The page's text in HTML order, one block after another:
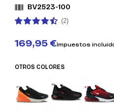
BV2523-100
(2)
169,95 €Impuestos
OTROS COLORES